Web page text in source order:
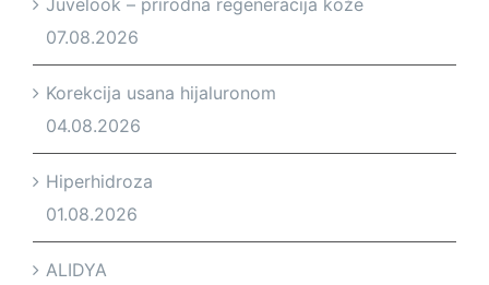
07.08.2026
Korekcija usana hijaluronom
04.08.2026
Hiperhidroza
01.08.2026
ALIDYA